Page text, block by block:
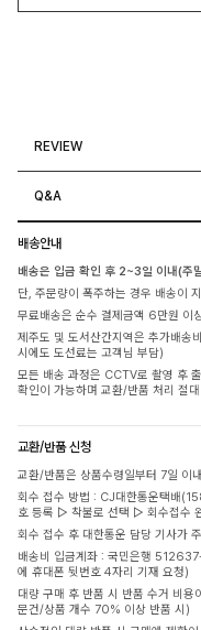
REVIEW
Q&A
배송안내
배송은 입금 확인 후 2~3일 이내(주
단, 주문량이 폭주하는 경우 배송이
무료배송은 순수 결제금액 6만원 이
제주도 및 도서산간지역은 추가배
시에도 도선료는 고객님 부담)
모든 배송 과정은 CCTV로 촬영 후
확인이 가능하며 교환/반품 처리 절대
교환/반품 신청
교환/반품은 상품수령일부터 7일 이
회수 접수 방법 : CJ대한통운택배
호 등록 ▷ 착불로 선택 ▷ 회수접수
회수 접수 후 대한통운 담당 기사가
배송비 입금계좌 : 국민은행
에 휴대폰 뒷번호 4자리 기재 요청)
대량 구매 후 반품 시 반품 수거 비
문건/상품 개수 70% 이상 반품 시)